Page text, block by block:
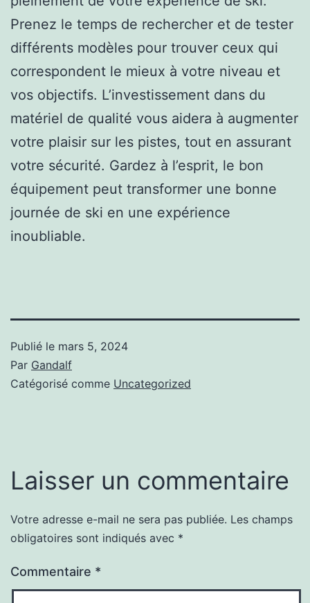
Prenez le temps de rechercher et de tester
différents modèles pour trouver ceux qui
correspondent le mieux à votre niveau et
vos objectifs. L’investissement dans du
matériel de qualité vous aidera à augmenter
votre plaisir sur les pistes, tout en assurant
votre sécurité. Gardez à l’esprit, le bon
équipement peut transformer une bonne
journée de ski en une expérience
inoubliable.
Publié le mars 5, 2024
Par Gandalf
Catégorisé comme Uncategorized
Laisser un commentaire
Votre adresse e-mail ne sera pas publiée. Les champs
obligatoires sont indiqués avec *
Commentaire *